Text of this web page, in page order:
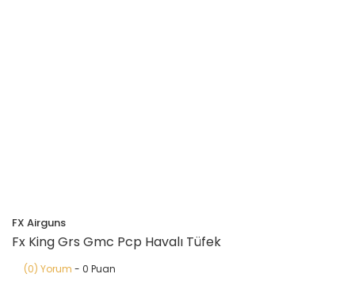
FX Airguns
Fx King Grs Gmc Pcp Havalı Tüfek
(0) Yorum - 0 Puan